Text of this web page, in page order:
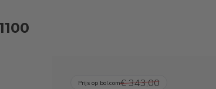
Prijs op bol.com€ 343,00